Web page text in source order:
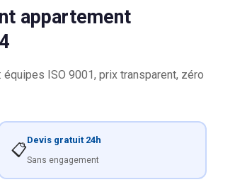
appartement
ISO 9001, prix transparent, zéro
📋
Devis gratuit 24h
Sans engagement